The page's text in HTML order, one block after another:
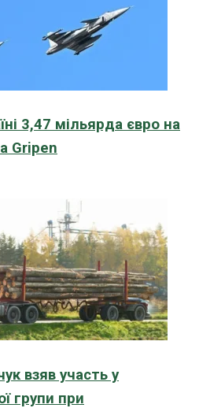
3,47 мільярда євро на
Gripen
взяв участь у
групи при